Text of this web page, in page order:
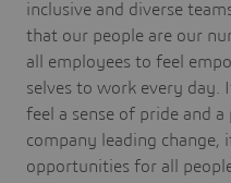
inclusive and diverse
that our people are our
all employees to feel
selves to work every day.
feel a sense of pride and
company leading
opportunities for all